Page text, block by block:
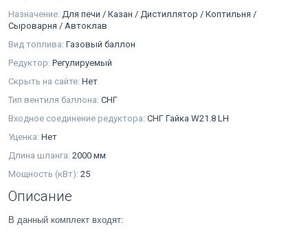
Назначение: Для печи / Казан / Дистиллятор / Коптильня /
Сыроварня / Автоклав
Вид топлива: Газовый баллон
Редуктор: Регулируемый
Скрыть на сайте: Нет
Тип вентиля баллона: СНГ
Входное соединение редуктора: СНГ Гайка W21.8 LH
Уценка: Нет
Длина шланга: 2000 мм
Мощность (кВт): 25
Описание
В данный комплект входят: